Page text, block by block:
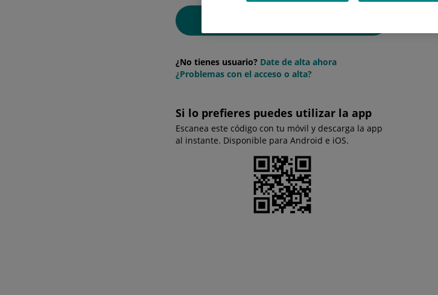
¿No tienes usuario? Date de alta ahora
¿Problemas con el acceso o alta?
Si lo prefieres puedes utilizar la app
Escanea este código con tu móvil y descarga la app
al instante. Disponible para Android e iOS.